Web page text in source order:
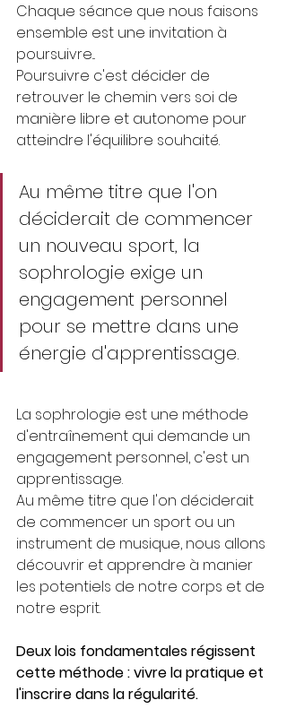
Chaque séance que nous faisons
ensemble est une invitation à
poursuivre...
Poursuivre c'est décider de
retrouver le chemin vers soi de
manière libre et autonome pour
atteindre l'équilibre souhaité.
Au même titre que l'on
déciderait de commencer
un nouveau sport, la
sophrologie exige un
engagement personnel
pour se mettre dans une
énergie d'apprentissage.
La sophrologie est une méthode
d'entraînement qui demande un
engagement personnel, c'est un
apprentissage.
Au même titre que l'on déciderait
de commencer un sport ou un
instrument de musique, nous allons
découvrir et apprendre à manier
les potentiels de notre corps et de
notre esprit.
Deux lois fondamentales régissent
cette méthode : vivre la pratique et
l'inscrire dans la régularité.